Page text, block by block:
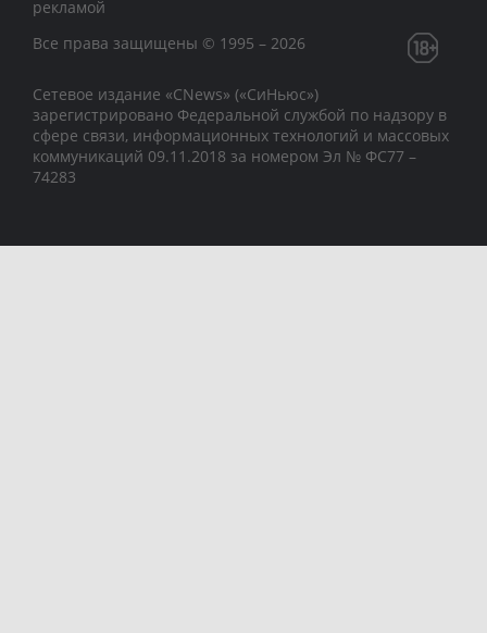
рекламой
Все права защищены © 1995 – 2026
Сетевое издание «CNews» («СиНьюс»)
зарегистрировано Федеральной службой по надзору в
сфере связи, информационных технологий и массовых
коммуникаций 09.11.2018 за номером Эл № ФС77 –
74283